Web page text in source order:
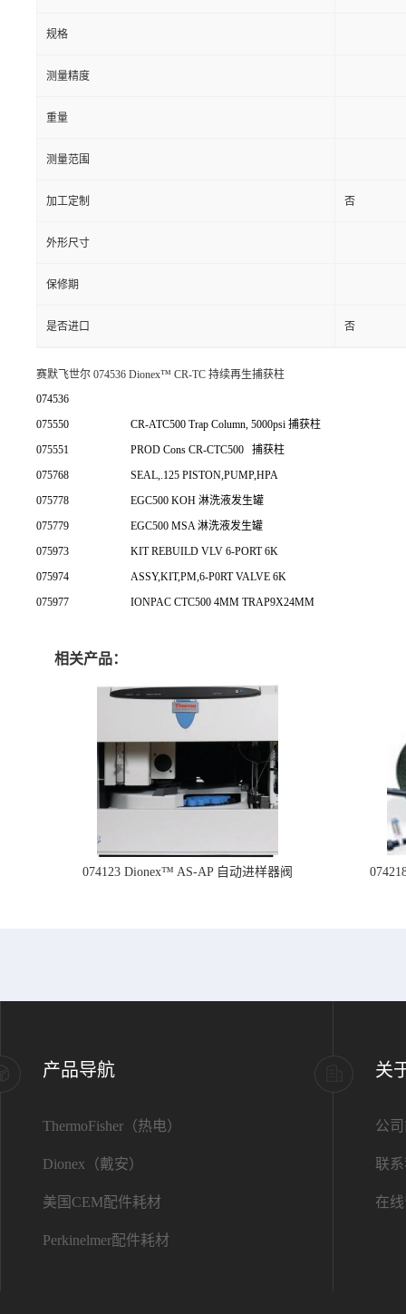
规格
测量精度
重量
测量范围
加工定制 否
外形尺寸
保修期
是否进口 否
赛默飞世尔 074536 Dionex™ CR-TC 持续再生捕获柱
074536
075550
CR-ATC500 Trap Column, 5000psi 捕获柱
075551
PROD Cons CR-CTC500
捕获柱
075768
SEAL,.125 PISTON,PUMP,HPA
075778
EGC500 KOH 淋洗液发生罐
075779
EGC500 MSA 淋洗液发生罐
075973
KIT REBUILD VLV 6-PORT 6K
075974
ASSY,KIT,PM,6-P0RT VALVE 6K
075977
IONPAC CTC500 4MM TRAP9X24MM
相关产品：
074123 Dionex™ AS-AP 自动进样器阀
产品导航
ThermoFisher（热电）
Dionex（戴安）
美国CEM配件耗材
Perkinelmer配件耗材
关
公
联
在